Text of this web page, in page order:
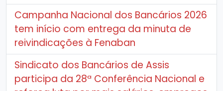
Campanha Nacional dos Bancários 2026
tem início com entrega da minuta de
reivindicações à Fenaban
Sindicato dos Bancários de Assis
participa da 28ª Conferência Nacional e